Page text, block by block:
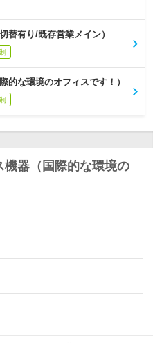
替有り/既存営業メイン）
的な環境のオフィスです！）
機器（国際的な環境の